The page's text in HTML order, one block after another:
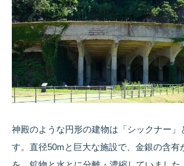
神殿のような円形の建物は「シックナー」
す。直径50mと巨大な施設で、金銀の含有